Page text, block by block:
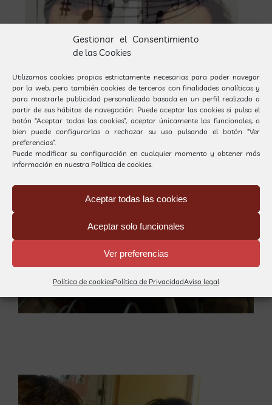
Gestionar el Consentimiento
de las Cookies
Utilizamos cookies propias estrictamente necesarias para poder navegar
por la web, pero también cookies de terceros con finalidades analíticas y
para mostrarle publicidad personalizada basada en un perfil realizado a
partir de sus hábitos de navegación. Puede aceptar las cookies si pulsa el
botón “Aceptar todas las cookies”, aceptar únicamente las funcionales, o
bien puede configurarlas o rechazar su uso pulsando el botón “Ver
preferencias”.
Puede modificar su configuración en cualquier momento y obtener más
información en nuestra Política de cookies.
Aceptar todas las cookies
Aceptar solo funcionales
Ver preferencias
Política de cookiesPolítica de PrivacidadAviso legal